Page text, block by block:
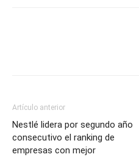
Artículo anterior
Nestlé lidera por segundo año
consecutivo el ranking de
empresas con mejor